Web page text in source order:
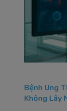
Bệnh Ung
Không Lây